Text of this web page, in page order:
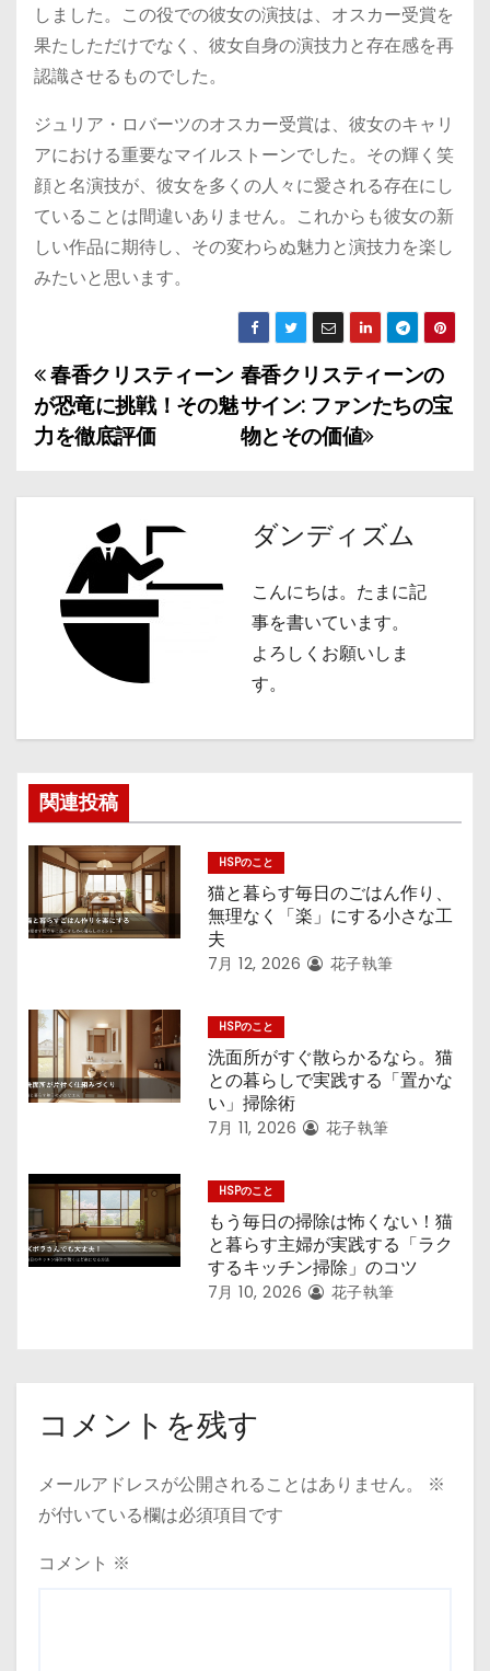
しました。この役での彼女の演技は、オスカー受賞を
果たしただけでなく、彼女自身の演技力と存在感を再
認識させるものでした。
ジュリア・ロバーツのオスカー受賞は、彼女のキャリ
アにおける重要なマイルストーンでした。その輝く笑
顔と名演技が、彼女を多くの人々に愛される存在にし
ていることは間違いありません。これからも彼女の新
しい作品に期待し、その変わらぬ魅力と演技力を楽し
みたいと思います。
投
稿
ー
ン
春香クリスティーンの
サイン: ファンたちの宝
物とその価値
春香クリスティーン
が恐竜に挑戦！その魅
力を徹底評価
ダンディズム
こんにちは。たまに記
事を書いています。
よろしくお願いしま
す。
関連投稿
HSPのこと
猫と暮らす毎日のごはん作り、
無理なく「楽」にする小さな工
夫
7月 12, 2026 花子執筆
HSPのこと
洗面所がすぐ散らかるなら。猫
との暮らしで実践する「置かな
い」掃除術
7月 11, 2026 花子執筆
HSPのこと
もう毎日の掃除は怖くない！猫
と暮らす主婦が実践する「ラク
するキッチン掃除」のコツ
7月 10, 2026 花子執筆
コメントを残す
メールアドレスが公開されることはありません。
※
が付いている欄は必須項目です
コメント ※